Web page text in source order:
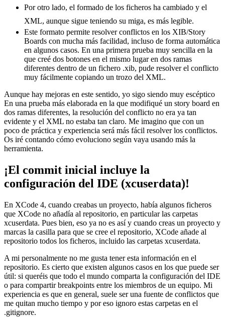
Por otro lado, el formado de los ficheros ha cambiado y el
XML, aunque sigue teniendo su miga, es más legible.
Este formato permite resolver conflictos en los XIB/Story
Boards con mucha más facilidad, incluso de forma automática
en algunos casos. En una primera prueba muy sencilla en la
que creé dos botones en el mismo lugar en dos ramas
diferentes dentro de un fichero .xib, pude resolver el conflicto
muy fácilmente copiando un trozo del XML.
Aunque hay mejoras en este sentido, yo sigo siendo muy escéptico
En una prueba más elaborada en la que modifiqué un story board en
dos ramas diferentes, la resolución del conflicto no era ya tan
evidente y el XML no estaba tan claro. Me imagino que con un
poco de práctica y experiencia será más fácil resolver los conflictos.
Os iré contando cómo evoluciono según vaya usando más la
herramienta.
¡El commit inicial incluye la
configuración del IDE (xcuserdata)!
En XCode 4, cuando creabas un proyecto, había algunos ficheros
que XCode no añadía al repositorio, en particular las carpetas
xcuserdata. Pues bien, eso ya no es así y cuando creas un proyecto y
marcas la casilla para que se cree el repositorio, XCode añade al
repositorio todos los ficheros, incluido las carpetas xcuserdata.
A mi personalmente no me gusta tener esta información en el
repositorio. Es cierto que existen algunos casos en los que puede ser
útil: si queréis que todo el mundo comparta la configuración del IDE
o para compartir breakpoints entre los miembros de un equipo. Mi
experiencia es que en general, suele ser una fuente de conflictos que
me quitan mucho tiempo y por eso ignoro estas carpetas en el
.gitignore.